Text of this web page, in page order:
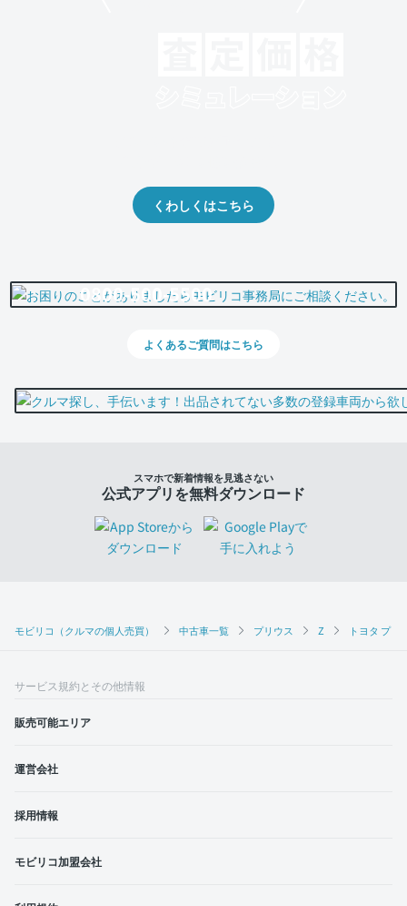
モビリコ（クルマの個人売買） 中古車一覧 プリウス Z トヨタ プ
くわしくはこちら
0800-500-5500
よくあるご質問はこちら
スマホで新着情報を見逃さない
公式アプリを無料ダウンロード
サービス規約とその他情報
販売可能エリア
運営会社
採用情報
モビリコ加盟会社